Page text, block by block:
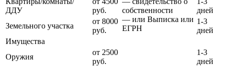
собственности
— или Выписка или
ЕГРН
ДДУ
руб.
дней
Земельного участка
от 8000
руб.
1-3
дней
Имущества
Оружия
от 2500
руб.
1-3
дней